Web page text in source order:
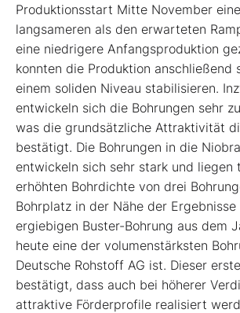
Produktionsstart Mitte November
langsameren als den erwarteten
eine niedrigere Anfangsproduktion
konnten die Produktion anschließend
einem soliden Niveau stabilisieren.
entwickeln sich die Bohrungen sehr
was die grundsätzliche Attraktivität
bestätigt. Die Bohrungen in die
entwickeln sich sehr stark und liegen
erhöhten Bohrdichte von drei
Bohrplatz in der Nähe der
ergiebigen Buster-Bohrung aus dem
heute eine der volumenstärksten
Deutsche Rohstoff AG ist. Dieser
bestätigt, dass auch bei höherer
attraktive Förderprofile realisiert